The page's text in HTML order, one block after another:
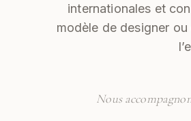
internationales et
modèle de designer
Nous